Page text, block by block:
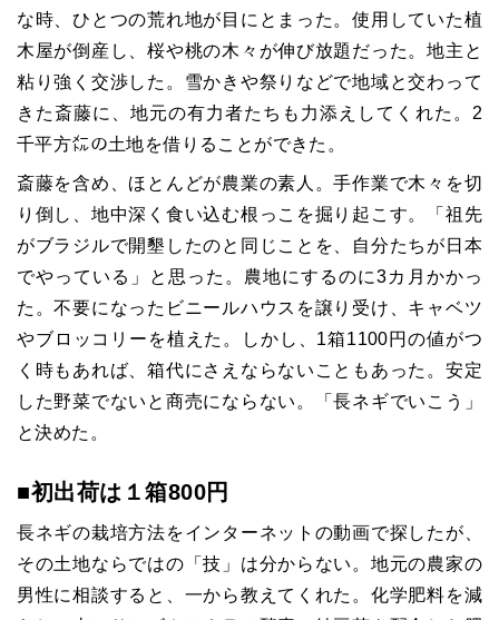
な時、ひとつの荒れ地が目にとまった。使用していた植
木屋が倒産し、桜や桃の木々が伸び放題だった。地主と
粘り強く交渉した。雪かきや祭りなどで地域と交わって
きた斎藤に、地元の有力者たちも力添えしてくれた。 2
千平方㍍の土地を借りることができた。
斎藤を含め、ほとんどが農業の素人。手作業で木々を切
り倒し、地中深く食い込む根っこを掘り起こす。「祖先
がブラジルで開墾したのと同じことを、自分たちが日本
でやっている」と思った。農地にするのに3カ月かかっ
た。不要になったビニールハウスを譲り受け、キャベツ
やブロッコリーを植えた。しかし、 1箱1100円の値がつ
く時もあれば、箱代にさえならないこともあった。安定
した野菜でないと商売にならない。「長ネギでいこう」
と決めた。
■初出荷は１箱800円
長ネギの栽培方法をインターネットの動画で探したが、
その土地ならではの「技」は分からない。地元の農家の
男性に相談すると、一から教えてくれた。化学肥料を減